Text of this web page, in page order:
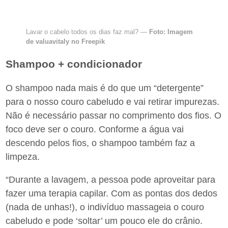
Lavar o cabelo todos os dias faz mal? — Foto: Imagem
de valuavitaly no Freepik
Shampoo + condicionador
O shampoo nada mais é do que um “detergente”
para o nosso couro cabeludo e vai retirar impurezas.
Não é necessário passar no comprimento dos fios. O
foco deve ser o couro. Conforme a água vai
descendo pelos fios, o shampoo também faz a
limpeza.
“Durante a lavagem, a pessoa pode aproveitar para
fazer uma terapia capilar. Com as pontas dos dedos
(nada de unhas!), o indivíduo massageia o couro
cabeludo e pode ‘soltar’ um pouco ele do crânio.